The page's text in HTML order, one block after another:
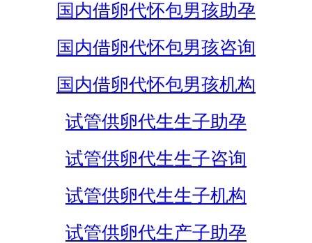
国内借卵代怀包男孩助孕
国内借卵代怀包男孩咨询
国内借卵代怀包男孩机构
试管供卵代生生子助孕
试管供卵代生生子咨询
试管供卵代生生子机构
试管供卵代生产子助孕